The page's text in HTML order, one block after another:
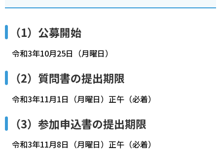
（1）公募開始
令和3年10月25日（月曜日）
（2）質問書の提出期限
令和3年11月1日（月曜日）正午（必着）
（3）参加申込書の提出期限
令和3年11月8日（月曜日）正午（必着）